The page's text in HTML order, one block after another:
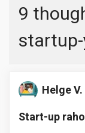
9
Helge
Start-up